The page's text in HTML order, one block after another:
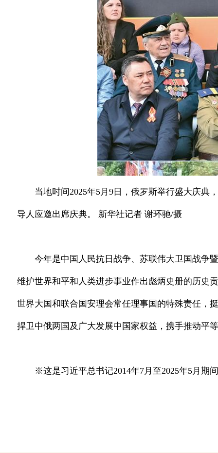
当地时间2025年5月9日，俄罗斯举行盛大庆典
导人应邀出席庆典。 新华社记者 谢环驰/摄
今年是中国人民抗日战争、苏联伟大卫国战争
维护世界和平和人类进步事业作出彪炳史册的历史
世界大国和联合国安理会常任理事国的特殊责任，
捍卫中俄两国及广大发展中国家权益，携手推动平
※这是习近平总书记2014年7月至2025年5月期